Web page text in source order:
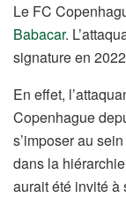
Le FC
Babacar.
signature en
En effet,
Copenhague
s’imposer au
dans la
aurait été invité à